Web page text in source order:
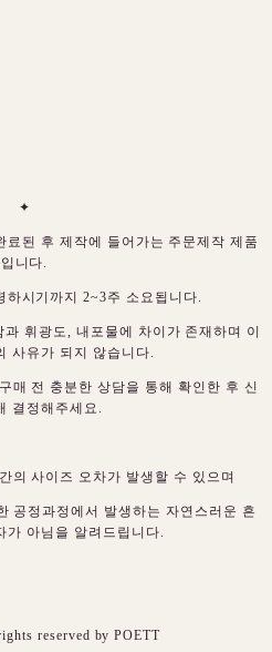
✦
료된 후 제작에 들어가는 주문제작 제품
입니다.
하시기까지 2~3주 소요됩니다.
휘광도, 내포물에 차이가 존재하며 이
사유가 되지 않습니다.
매 전 충분한 상담을 통해 확인한 후 신
결정해주세요.
의 사이즈 오차가 발생할 수 있으며
공정과정에서 발생하는 자연스러운 흔
가 아님을 알려드립니다.
reserved by POETT